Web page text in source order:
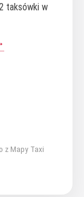
taksówki w
z Mapy Taxi